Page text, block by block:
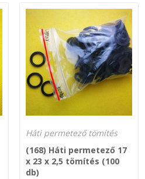
Kapcsolat
ÁSZF
Adatkezelés
Háti permetező tömítés
(168) Háti permetező 17
x 23 x 2,5 tömítés (100
db)